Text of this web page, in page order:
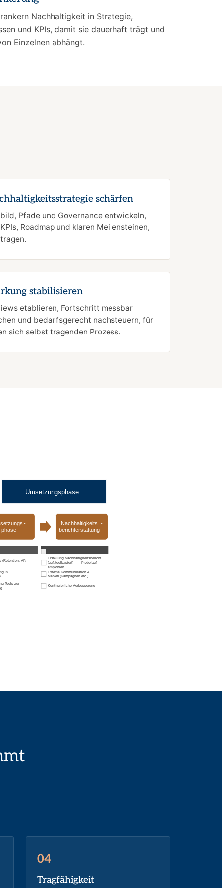
Nachhaltigkeit in Strategie,
und KPIs, damit sie dauerhaft trägt und
Einzelnen abhängt.
schärfen
Pfade und Governance entwickeln,
Roadmap und klaren Meilensteinen,
stabilisieren
etablieren, Fortschritt messbar
und bedarfsgerecht nachsteuern, für
sich selbst tragenden Prozess.
04
Tragfähigkeit